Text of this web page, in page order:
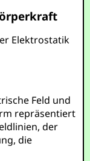
Elektrostatik
Feld und
repräsentiert
der
die